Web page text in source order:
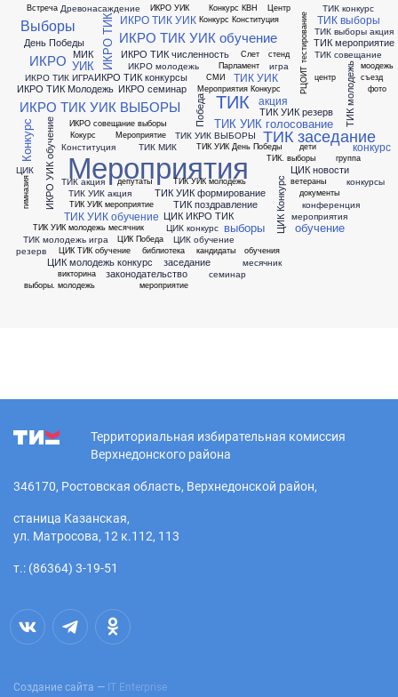
Встреча
Выборы
День Победы
Древонасаждение
ИКРО ИКРО ТИК
ИКРО ТИК ИГРА
ИКРО ТИК Молодежь
ИКРО ТИК УИК
ИКРО ТИК УИК ВЫБОРЫ
ИКРО ТИК УИК обучение
ИКРО ТИК конкурсы
ИКРО ТИК численность
ИКРО УИК
ИКРО УИК обучение
ИКРО молодежь
ИКРО семинар
ИКРО совещание выборы
Кокурс
Конкурс
Конкурс КВН
Конкурс Конституция
Конституция
МИК
Мероприятие
Мероприятия
Мероприятия Конкурс
Парламент
Победа
РЦОИТ тестирование
СМИ
Слет
ТИК
ТИК МИК
ТИК УИК
ТИК УИК ВЫБОРЫ
ТИК УИК День Победы
ТИК УИК акция
ТИК УИК голосование
ТИК УИК мероприятие
ТИК УИК молодежь
ТИК УИК молодежь месячник
ТИК УИК обучение
ТИК УИК резерв
ТИК УИК формирование
ТИК акция
ТИК выборы
ТИК выборы акция
ТИК заседание
ТИК конкурс
ТИК мероприятие
ТИК молодежь
ТИК молодежь игра
ТИК поздравление
ТИК совещание
ТИК. выборы
УИК
ЦИК
ЦИК Конкурс
ЦИК ИКРО ТИК
ЦИК Победа
ЦИК ТИК обучение
ЦИК конкурс
ЦИК молодежь конкурс
ЦИК новости
ЦИК обучение
Центр
акция
библиотека
ветераны
викторина
выборы
выборы. молодежь
гимназия
группа
депутаты
дети
документы
законодательство
заседание
игра
кандидаты
конкурс
конкурсы
конференция
мероприятие
мероприятия
месячник
моодежь
обучение
обучения
резерв
семинар
стенд
съезд
фото
центр
Территориальная избирательная комиссия
Верхнедонского района
346170, Ростовская область, Верхнедонской район,
станица Казанская,
ул. Матросова, 12 к.112, 113
т.: (86364) 3-19-51
Создание сайта — IT Enterprise